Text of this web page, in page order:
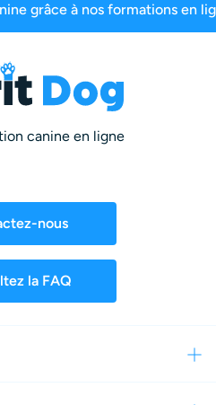
millions d’abonnés
canine en ligne
nous
la FAQ